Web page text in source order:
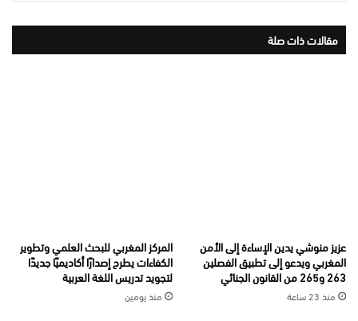
مقالات ذات صلة
عزيز منوشي يدين الإساءة إلى الأمن
المغربي ويدعو إلى تطبيق الفصلين
263 و265 من القانون الجنائي
منذ 23 ساعة
المركز المغربي للبحث العلمي وتطوير
الكفاءات يطرح إصدارًا أكاديميًا جديدًا
لتجويد تدريس اللغة العربية
منذ يومين